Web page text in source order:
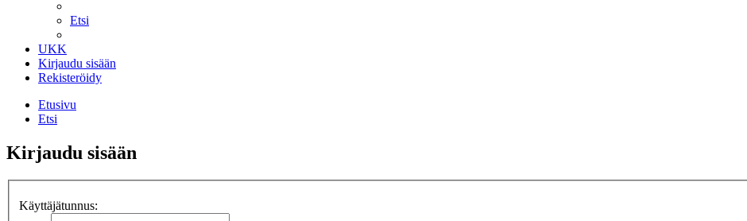
Etsi
UKK
Kirjaudu sisään
Rekisteröidy
Etusivu
Etsi
Kirjaudu sisään
Käyttäjätunnus: